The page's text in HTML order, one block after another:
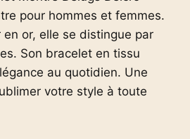
pour hommes et femmes.
or, elle se distingue par
Son bracelet en tissu
au quotidien. Une
votre style à toute